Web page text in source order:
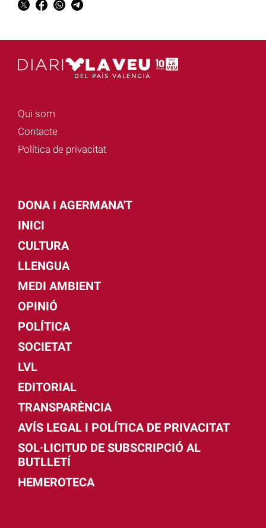
Qui som
Contacte
Política de privacitat
DONA I AGERMANA'T
INICI
CULTURA
LLENGUA
MEDI AMBIENT
OPINIÓ
POLÍTICA
SOCIETAT
LVL
EDITORIAL
TRANSPARÈNCIA
AVÍS LEGAL I POLÍTICA DE PRIVACITAT
SOL·LICITUD DE SUBSCRIPCIÓ AL
BUTLLETÍ
HEMEROTECA